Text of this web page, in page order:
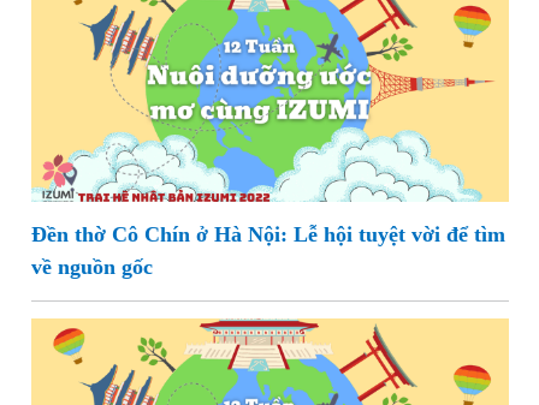
Đền thờ Cô Chín ở Hà Nội: Lễ hội tuyệt vời để tìm
về nguồn gốc